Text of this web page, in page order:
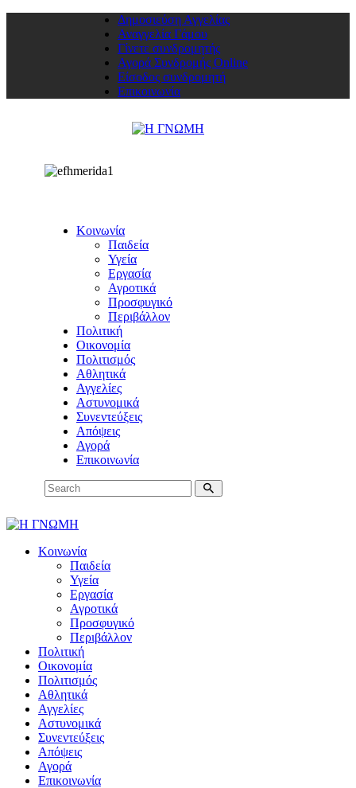
Δημοσιεύση Αγγελίας
Αναγγελία Γάμου
Γίνετε συνδρομητής
Αγορά Συνδρομής Online
Είσοδος συνδρομητή
Επικοινωνία
Κοινωνία
Παιδεία
Υγεία
Εργασία
Αγροτικά
Προσφυγικό
Περιβάλλον
Πολιτική
Οικονομία
Πολιτισμός
Αθλητικά
Αγγελίες
Αστυνομικά
Συνεντεύξεις
Απόψεις
Αγορά
Επικοινωνία
Κοινωνία
Παιδεία
Υγεία
Εργασία
Αγροτικά
Προσφυγικό
Περιβάλλον
Πολιτική
Οικονομία
Πολιτισμός
Αθλητικά
Αγγελίες
Αστυνομικά
Συνεντεύξεις
Απόψεις
Αγορά
Επικοινωνία